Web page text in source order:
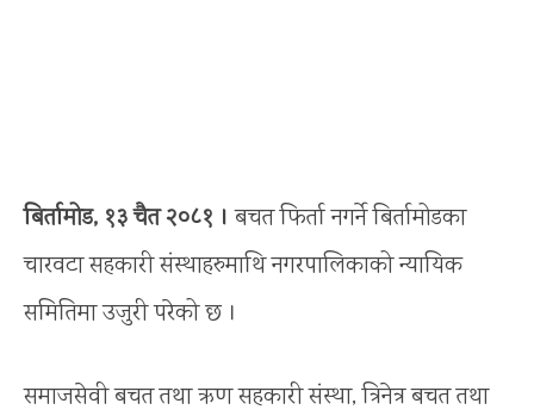
बिर्तामोड, १३ चैत २०८१ । बचत फिर्ता नगर्ने बिर्तामोडका
चारवटा सहकारी संस्थाहरुमाथि नगरपालिकाको न्यायिक
समितिमा उजुरी परेको छ ।
समाजसेवी बचत तथा ऋण सहकारी संस्था, त्रिनेत्र बचत तथा